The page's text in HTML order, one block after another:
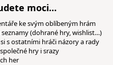
moci…
ke svým oblíbeným hrám
(dohrané hry, wishlist…)
s ostatními hráči názory a rady
hry i srazy
her